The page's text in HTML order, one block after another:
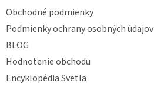
Obchodné podmienky
Podmienky ochrany osobných údajov
BLOG
Hodnotenie obchodu
Encyklopédia Svetla